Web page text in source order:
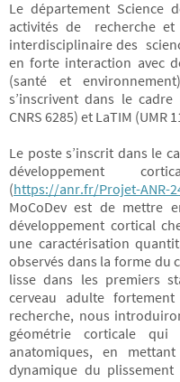
Le département Science
activités de recherche et
interdisciplinaire des
en forte interaction avec
(santé et
s’inscrivent dans le cadre
CNRS 6285) et LaTIM (UMR
Le poste s’inscrit dans le
développement
(https://anr.fr/Projet-ANR-
MoCoDev est de mettre
développement cortical
une caractérisation
observés dans la forme du
lisse dans les premiers
cerveau adulte
recherche, nous
géométrie corticale
anatomiques, en
dynamique du